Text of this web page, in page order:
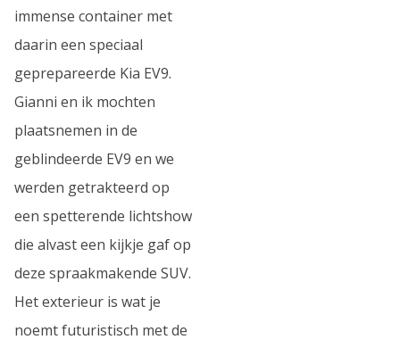
immense container met
daarin een speciaal
geprepareerde Kia EV9.
Gianni en ik mochten
plaatsnemen in de
geblindeerde EV9 en we
werden getrakteerd op
een spetterende lichtshow
die alvast een kijkje gaf op
deze spraakmakende SUV.
Het exterieur is wat je
noemt futuristisch met de